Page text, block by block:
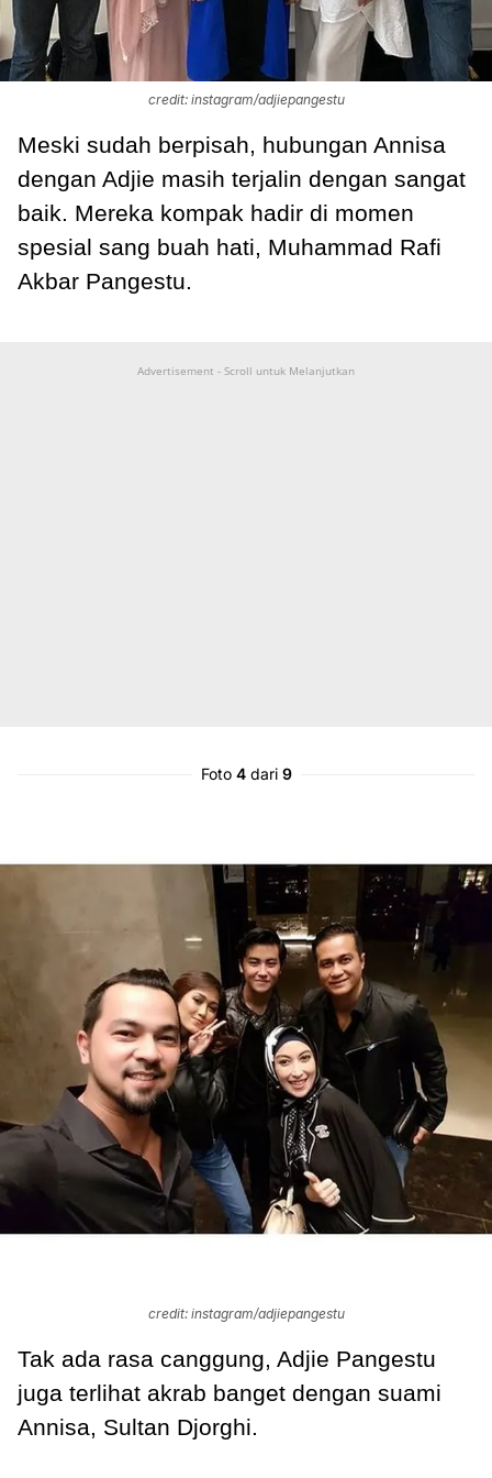
credit: instagram/adjiepangestu
Meski sudah berpisah, hubungan Annisa
dengan Adjie masih terjalin dengan sangat
baik. Mereka kompak hadir di momen
spesial sang buah hati, Muhammad Rafi
Akbar Pangestu.
Advertisement - Scroll untuk Melanjutkan
Foto 4dari 9
credit: instagram/adjiepangestu
Tak ada rasa canggung, Adjie Pangestu
juga terlihat akrab banget dengan suami
Annisa, Sultan Djorghi.